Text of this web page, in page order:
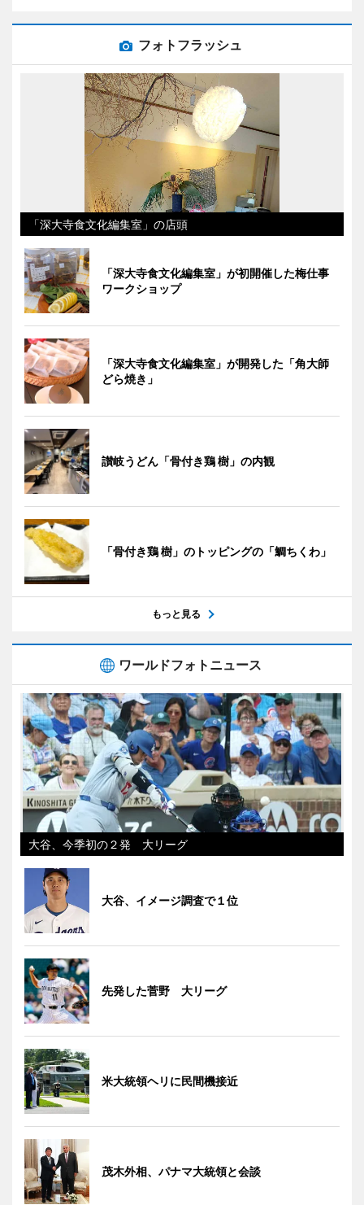
フォトフラッシュ
「深大寺食文化編集室」の店頭
「深大寺食文化編集室」が初開催した梅仕事
ワークショップ
「深大寺食文化編集室」が開発した「角大師
どら焼き」
讃岐うどん「骨付き鶏 樹」の内観
「骨付き鶏 樹」のトッピングの「鯛ちくわ」
もっと見る
ワールドフォトニュース
大谷、今季初の２発 大リーグ
大谷、イメージ調査で１位
先発した菅野 大リーグ
米大統領ヘリに民間機接近
茂木外相、パナマ大統領と会談